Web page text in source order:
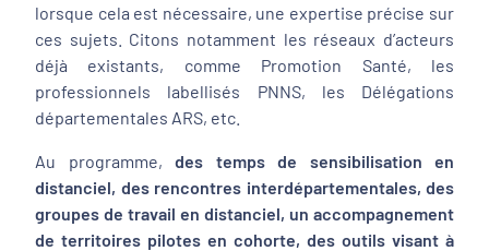
lorsque cela est nécessaire, une expertise précise sur
ces sujets. Citons notamment les réseaux d’acteurs
déjà existants, comme Promotion Santé, les
professionnels labellisés PNNS, les Délégations
départementales ARS, etc.
Au programme, des temps de sensibilisation en
distanciel, des rencontres interdépartementales, des
groupes de travail en distanciel, un accompagnement
de territoires pilotes en cohorte, des outils visant à